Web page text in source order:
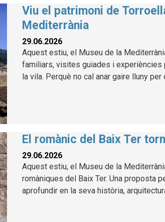
Viu el patrimoni de
Mediterrània
29.06.2026
Aquest estiu, el Museu de la
familiars, visites guiades i
la vila. Perquè no cal anar gaire lluny
El romànic del Baix Ter
29.06.2026
Aquest estiu, el Museu de la
romàniques del Baix Ter. Una proposta
aprofundir en la seva història,